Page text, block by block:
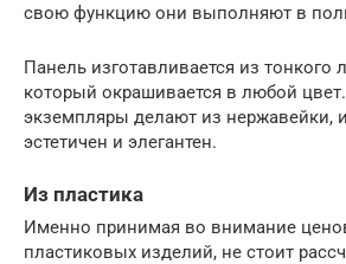
свою функцию они выполняют в
Панель изготавливается из тонкого
который окрашивается в любой
экземпляры делают из нержавейки,
эстетичен и элегантен.
Из пластика
Именно принимая во внимание
пластиковых изделий, не стоит